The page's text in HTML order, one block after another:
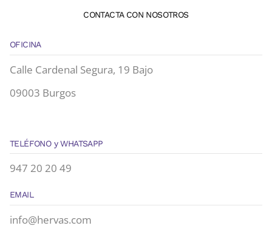
CONTACTA CON NOSOTROS
OFICINA
Calle Cardenal Segura, 19 Bajo
09003 Burgos
TELÉFONO y WHATSAPP
947 20 20 49
EMAIL
info@hervas.com